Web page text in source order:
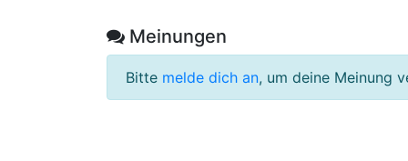
Meinungen
Bitte melde dich an, um deine Meinung